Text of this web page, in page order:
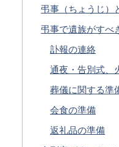
弔事（ちょうじ）
弔事で遺族がすべ
訃報の連絡
通夜・告別式、
葬儀に関する準
会食の準備
返礼品の準備